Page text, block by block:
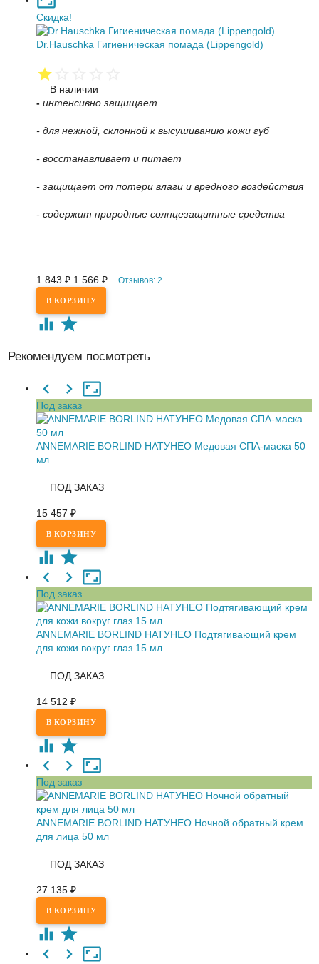
Скидка!
Dr.Hauschka Гигиеническая помада (Lippengold)
В наличии
- интенсивно защищает
- для нежной, склонной к высушиванию кожи губ
- восстанавливает и питает
- защищает от потери влаги и вредного воздействия
- содержит природные солнцезащитные средства
1 843 ₽ 1 566 ₽ Отзывов: 2
Рекомендуем посмотреть
Под заказ
ANNEMARIE BORLIND НАТУНЕО Медовая СПА-маска 50
мл
ПОД ЗАКАЗ
15 457 ₽
Под заказ
ANNEMARIE BORLIND НАТУНЕО Подтягивающий крем
для кожи вокруг глаз 15 мл
ПОД ЗАКАЗ
14 512 ₽
Под заказ
ANNEMARIE BORLIND НАТУНЕО Ночной обратный крем
для лица 50 мл
ПОД ЗАКАЗ
27 135 ₽